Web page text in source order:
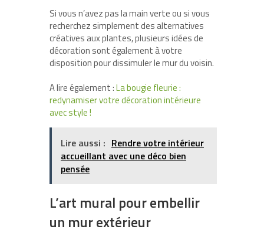
Si vous n’avez pas la main verte ou si vous
recherchez simplement des alternatives
créatives aux plantes, plusieurs idées de
décoration sont également à votre
disposition pour dissimuler le mur du voisin.
A lire également :La bougie fleurie :
redynamiser votre décoration intérieure
avec style !
Lire aussi : Rendre votre intérieur
accueillant avec une déco bien
pensée
L’art mural pour embellir
un mur extérieur